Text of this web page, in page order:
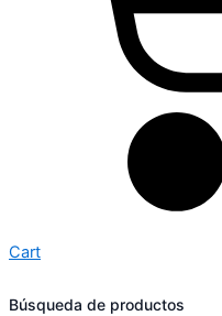
Cart
Búsqueda de productos